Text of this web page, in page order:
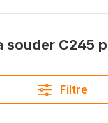
souder C245
Filtre